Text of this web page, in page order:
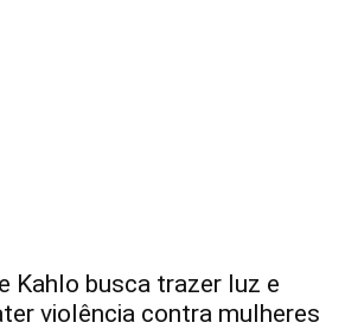
Kahlo busca trazer luz e
violência contra mulheres